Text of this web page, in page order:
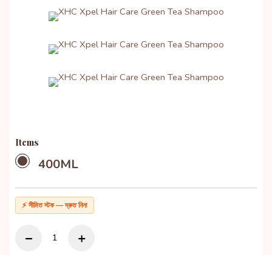
Items
400ML
⚡ সীমিত স্টক — দ্রুত নিন!